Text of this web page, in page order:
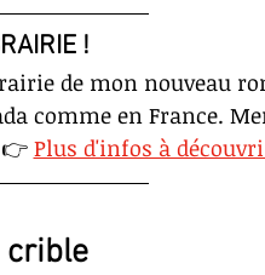
!
de mon nouveau
comme en France.
Plus d'infos à
crible